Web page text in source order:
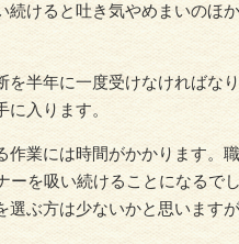
続けると吐き気やめまいのほ
を半年に一度受けなければな
入ります。
作業には時間がかかります。
ーを吸い続けることになるで
選ぶ方は少ないかと思います